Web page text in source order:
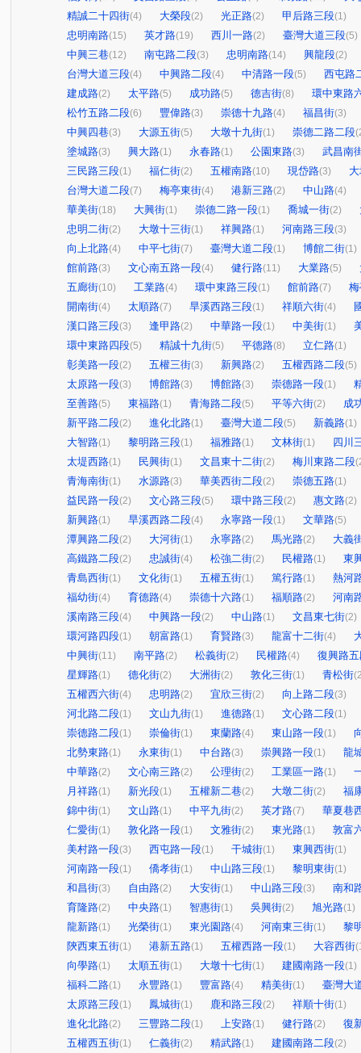
精誠二十四街(4) 大榮段(2) 光正路(2) 甲后路三段(1)
忠明南路(15) 英才路(19) 西川一路(2) 臺灣大道三段(5)
中興三巷(12) 南屯路二段(3) 忠明南路(14) 興龍段(2)
台灣大道三段(4) 中興路二段(4) 中清路一段(5)
西屯路
建成路(2) 太平路(5) 成功路(5) 德吉街(8)
環中東路
松竹五路二段(6) 豐偉路(3) 崇德十九路(4) 福昌街(3)
中興四巷(3) 大源五街(5) 大墩十九街(1) 崇德二路二段
塗城路(3) 興大路(1) 永春路(1) 公園東路(3)
武昌南
三民路三段(1) 福仁街(2) 五權南路(10) 現岱路(3)
台灣大道二段(7) 梅亭東街(4) 港新三路(2) 中山路(4)
華美街(18) 大興街(1) 崇德二路一段(1) 喬城一街(2)
忠明二街(2) 大墩十三街(1) 祥興路(1) 河南路三段(3)
向上北路(4) 中平七街(7) 臺灣大道二段(1) 博館二街(1)
館前路(3) 文心南五路一段(4) 健行路(11) 大業路(5)
五廊街(10) 工業路(4) 環中東路三段(1) 館前路(7)
開南街(4) 太順路(7) 旱溪西路三段(1) 祥順六街(4)
漢口路三段(3) 逢甲路(2) 中華路一段(1) 中美街(1)
環中東路四段(5) 精誠十九街(5) 平德路(8) 立仁路(1)
彰美路一段(2) 五權三街(3) 新興路(2) 五權西路二段(5)
太原路一段(3) 博館路(3) 博館路(3) 崇德路一段(1)
至善路(5) 東福路(1) 青海路二段(5) 平等六街(2)
成
新平路二段(2) 進化北路(1) 臺灣大道二段(5) 新義路(1)
大智路(1) 黎明路三段(1) 福雅路(1) 文林街(1)
四川
太堤西路(1) 民興街(1) 文昌東十二街(2) 梅川東路二段
青海南街(1) 水源路(3) 華美西街二段(2) 崇德五路(1)
益民路一段(2) 文心路三段(5) 環中路三段(2) 惠文路(2)
新興路(1) 旱溪西路二段(4) 永寧路一段(1) 文華路(5)
潭興路二段(2) 大河街(1) 永寧路(2) 馬光路(2)
大義
高鐵路二段(2) 忠誠街(4) 松強二街(2) 民權路(1)
東
青島西街(1) 文化街(1) 五權五街(1) 篤行路(1)
熱河
福幼街(4) 育德路(4) 崇德十六路(1) 福順路(2)
河南
溪南路三段(4) 中興路一段(2) 中山路(1) 文昌東七街(2)
環河路四段(1) 朝富路(1) 育賢路(3) 龍富十二街(4)
中興街(11) 南平路(2) 松義街(2) 民權路(4)
復興路
星輝路(1) 德化街(2) 大洲街(2) 敦化三街(1) 青松街
五權西六街(4) 忠明路(2) 宜欣三街(2) 向上路二段(3)
河北路二段(1) 文山九街(1) 進德路(1) 文心路二段(1)
崇德路二段(1) 崇倫街(1) 東蘭路(4) 東山路一段(1)
北勢東路(1) 永東街(1) 中台路(3) 崇興路一段(1)
龍
中華路(2) 文心南三路(2) 公理街(2) 工業區一路(1)
月祥路(1) 新光段(1) 五權新二巷(2) 大墩二街(2)
福
錦中街(1) 文山路(1) 中平九街(2) 英才路(7)
華夏巷
仁愛街(1) 敦化路一段(1) 文雅街(2) 東光路(1)
敦富
美村路一段(3) 西屯路一段(1) 干城街(1) 東興西街(1)
河南路一段(1) 僑孝街(1) 中山路三段(1) 黎明東街(1)
和昌街(3) 自由路(2) 大安街(1) 中山路三段(3)
南和
育隆路(2) 中央路(1) 智惠街(1) 吳興街(2) 旭光路(1)
龍新路(1) 光榮街(1) 東光園路(4) 河南東三街(1)
黎
陝西東五街(1) 港新五路(1) 五權西路一段(1) 大容西街
向學路(1) 太順五街(1) 大墩十七街(1) 建國南路一段(1)
福科二路(1) 永豐路(1) 豐富路(4) 精美街(1)
臺灣大
太原路三段(1) 鳳城街(1) 鹿和路三段(2) 祥順十街(1)
進化北路(2) 三豐路二段(1) 上安路(1) 健行路(2)
復
五權西五街(1) 仁義街(2) 精武路(1) 建國南路二段(2)